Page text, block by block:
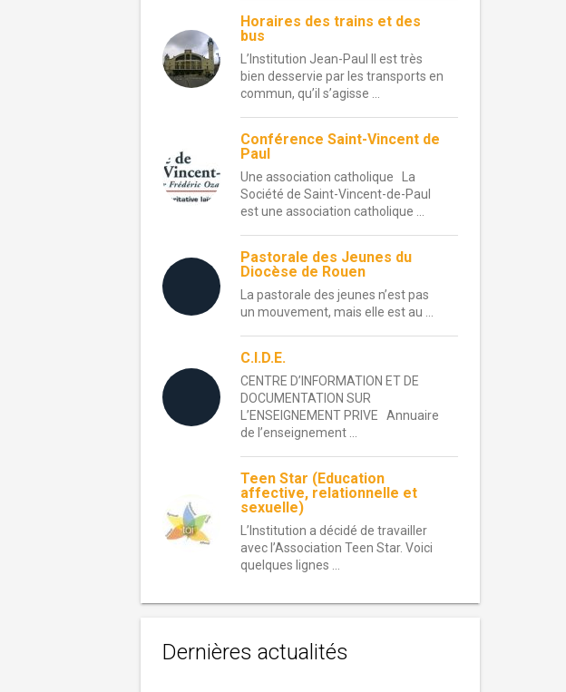
Horaires des trains et des
bus
L’Institution Jean-Paul II est très
bien desservie par les transports en
commun, qu’il s’agisse ...
Conférence Saint-Vincent de
Paul
Une association catholique La
Société de Saint-Vincent-de-Paul
est une association catholique ...
Pastorale des Jeunes du
Diocèse de Rouen
La pastorale des jeunes n’est pas
un mouvement, mais elle est au ...
C.I.D.E.
CENTRE D’INFORMATION ET DE
DOCUMENTATION SUR
L’ENSEIGNEMENT PRIVE Annuaire
de l’enseignement ...
Teen Star (Education
affective, relationnelle et
sexuelle)
L’Institution a décidé de travailler
avec l’Association Teen Star. Voici
quelques lignes ...
Dernières actualités